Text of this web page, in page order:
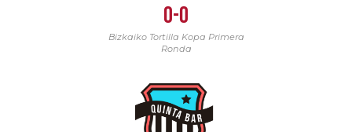
0-0
Bizkaiko Tortilla Kopa Primera
Ronda